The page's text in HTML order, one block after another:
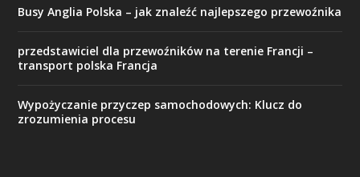
Busy Anglia Polska – jak znaleźć najlepszego przewoźnika
przedstawiciel dla przewoźników na terenie Francji –
transport polska Francja
Wypożyczanie przyczep samochodowych: Klucz do
zrozumienia procesu